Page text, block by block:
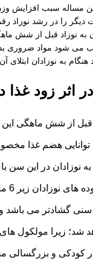
مساله سبب افزایش
را در رشد نوزاد
به نوزاد قبل از شش
می شود مواد ضروری
به نوزادان ابتلای
زود غذا
قبل از شش ماهگی
نوزادان زیر 6 ماه توانایی هضم
به نوزادان در این سن
آن
گشادتر می باشد
شد؛ زیرا مولکول
کودکی و بزرگسالی